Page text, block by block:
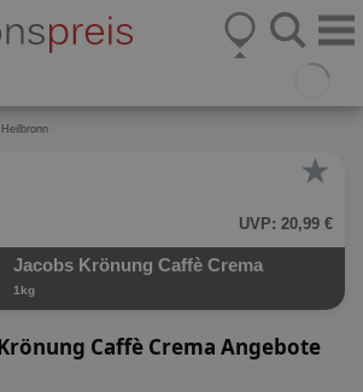
★
UVP: 20,99 €
Jacobs Krönung Caffè Crema
1kg
Caffè Crema Angebote